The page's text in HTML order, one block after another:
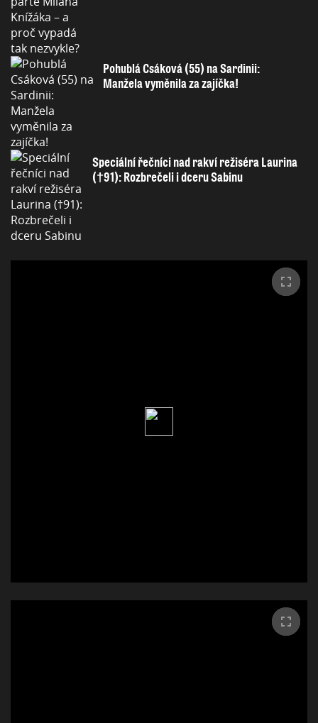
Pohublá Csáková (55) na Sardinii:
Manžela vyměnila za zajíčka!
Speciální řečníci nad rakví režiséra Laurina
(†91): Rozbrečeli i dceru Sabinu